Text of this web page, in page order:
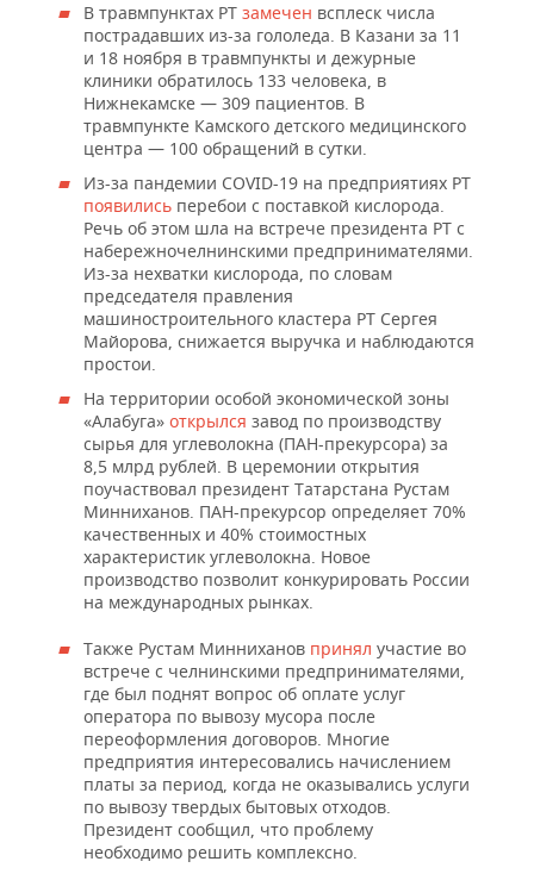
В травмпунктах РТ замечен всплеск числа
пострадавших из-за гололеда. В Казани за 11
и 18 ноября в травмпункты и дежурные
клиники обратилось 133 человека, в
Нижнекамске — 309 пациентов. В
травмпункте Камского детского медицинского
центра — 100 обращений в сутки.
Из-за пандемии COVID-19 на предприятиях РТ
появились перебои с поставкой кислорода.
Речь об этом шла на встрече президента РТ с
набережночелнинскими предпринимателями.
Из-за нехватки кислорода, по словам
председателя правления
машиностроительного кластера РТ Сергея
Майорова, снижается выручка и наблюдаются
простои.
На территории особой экономической зоны
«Алабуга» открылся завод по производству
сырья для углеволокна (ПАН-прекурсора) за
8,5 млрд рублей. В церемонии открытия
поучаствовал президент Татарстана Рустам
Минниханов. ПАН-прекурсор определяет 70%
качественных и 40% стоимостных
характеристик углеволокна. Новое
производство позволит конкурировать России
на международных рынках.
Также Рустам Минниханов принял участие во
встрече с челнинскими предпринимателями,
где был поднят вопрос об оплате услуг
оператора по вывозу мусора после
переоформления договоров. Многие
предприятия интересовались начислением
платы за период, когда не оказывались услуги
по вывозу твердых бытовых отходов.
Президент сообщил, что проблему
необходимо решить комплексно.